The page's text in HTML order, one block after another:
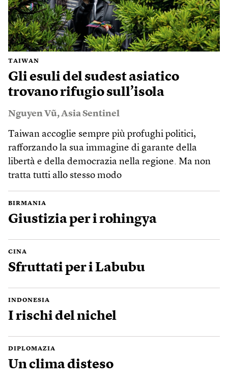
TAIWAN
Gli esuli del sudest asiatico
trovano rifugio sull’isola
Nguyen Vũ, Asia Sentinel
Taiwan accoglie sempre più profughi politici,
rafforzando la sua immagine di garante della
libertà e della democrazia nella regione. Ma non
tratta tutti allo stesso modo
BIRMANIA
Giustizia per i rohingya
CINA
Sfruttati per i Labubu
INDONESIA
I rischi del nichel
DIPLOMAZIA
Un clima disteso